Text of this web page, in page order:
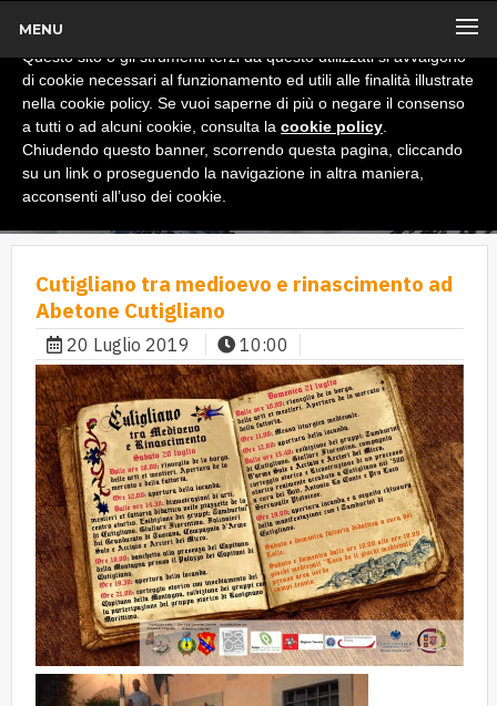
MENU
Cutigliano tra medioevo e rinascimento ad
Abetone Cutigliano
20 Luglio 2019 10:00
x
Informativa
Questo sito o gli strumenti terzi da questo utilizzati si avvalgono
di cookie necessari al funzionamento ed utili alle finalità illustrate
nella cookie policy. Se vuoi saperne di più o negare il consenso
a tutti o ad alcuni cookie, consulta la cookie policy
Chiudendo questo banner, scorrendo questa pagina, cliccando
su un link o proseguendo la navigazione in altra maniera,
acconsenti all’uso dei cookie.